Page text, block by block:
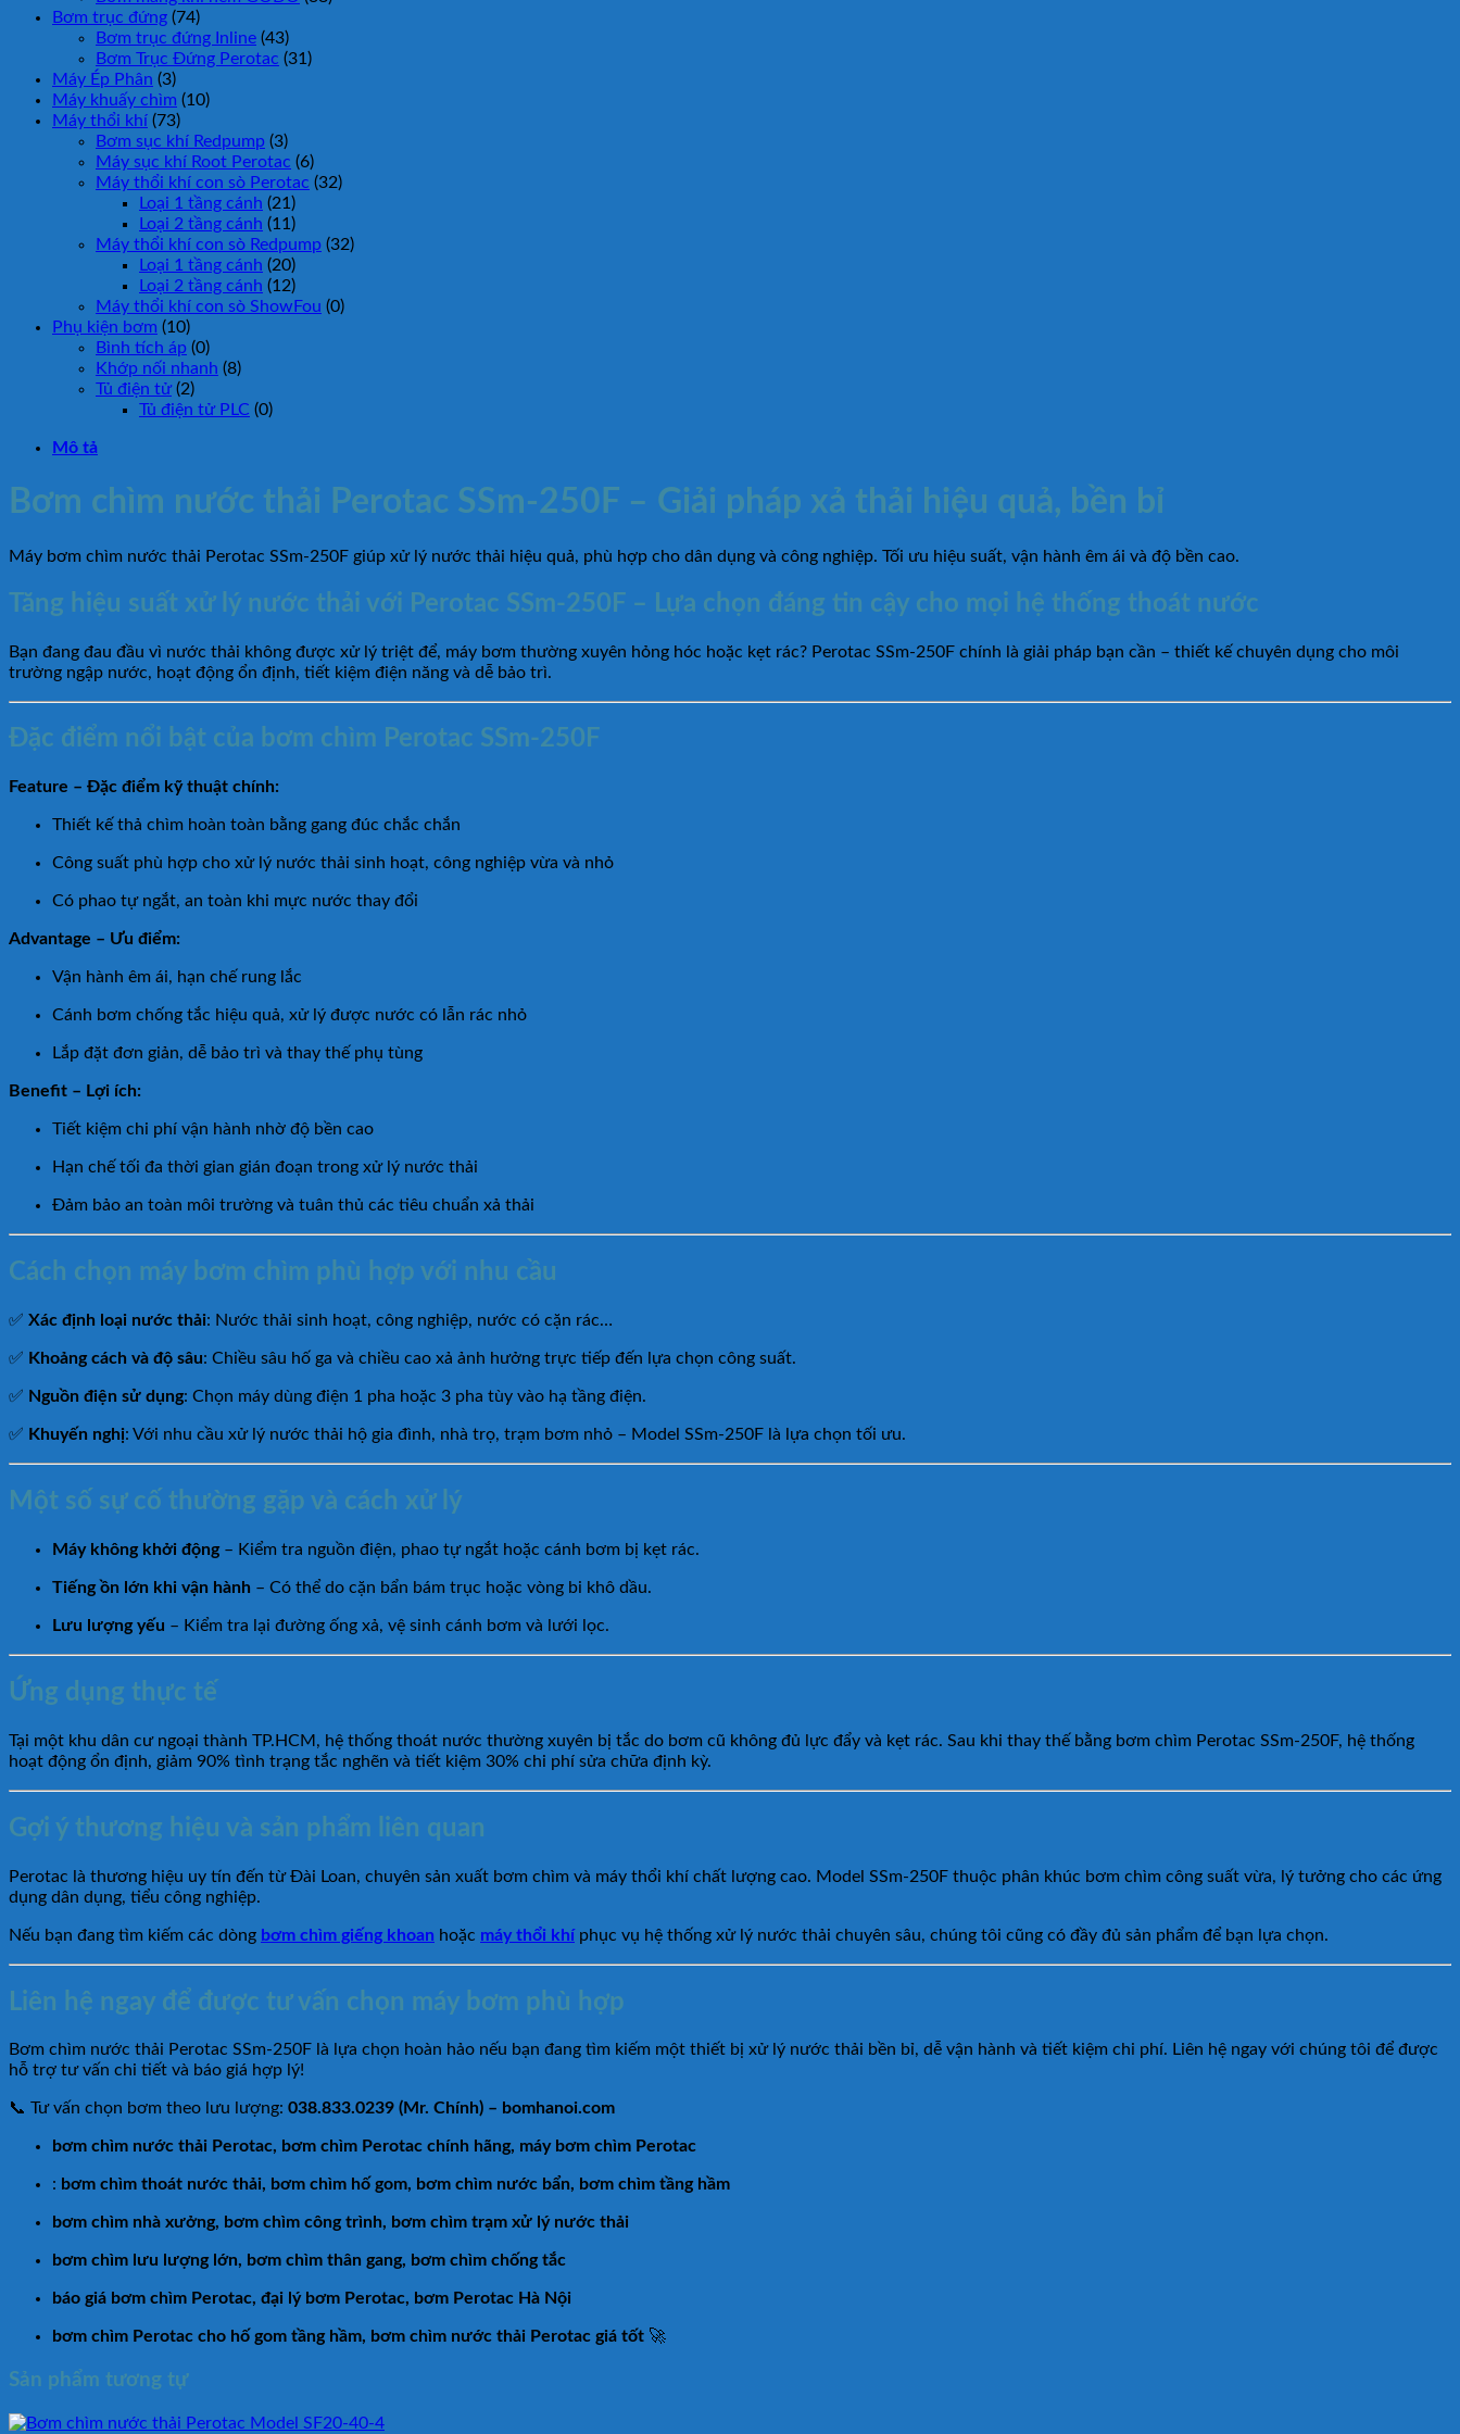
Bơm trục đứng (74)
Bơm trục đứng Inline (43)
Bơm Trục Đứng Perotac (31)
Máy Ép Phân (3)
Máy khuấy chìm (10)
Máy thổi khí (73)
Bơm sục khí Redpump (3)
Máy sục khí Root Perotac (6)
Máy thổi khí con sò Perotac (32)
Loại 1 tầng cánh (21)
Loại 2 tầng cánh (11)
Máy thổi khí con sò Redpump (32)
Loại 1 tầng cánh (20)
Loại 2 tầng cánh (12)
Máy thổi khí con sò ShowFou (0)
Phụ kiện bơm (10)
Bình tích áp (0)
Khớp nối nhanh (8)
Tủ điện tử (2)
Tủ điện tử PLC (0)
Mô tả
Bơm chìm nước thải Perotac SSm-250F – Giải pháp xả thải hiệu quả, bền bỉ
Máy bơm chìm nước thải Perotac SSm-250F giúp xử lý nước thải hiệu quả, phù hợp cho dân dụng và công nghiệp. Tối ưu hiệu suất, vận hành êm ái và độ bền cao.
Tăng hiệu suất xử lý nước thải với Perotac SSm-250F – Lựa chọn đáng tin cậy cho mọi hệ thống thoát nước
Bạn đang đau đầu vì nước thải không được xử lý triệt để, máy bơm thường xuyên hỏng hóc hoặc kẹt rác? Perotac SSm-250F chính là giải pháp bạn cần – thiết kế chuyên dụng cho môi
trường ngập nước, hoạt động ổn định, tiết kiệm điện năng và dễ bảo trì.
Đặc điểm nổi bật của bơm chìm Perotac SSm-250F
Feature – Đặc điểm kỹ thuật chính:
Thiết kế thả chìm hoàn toàn bằng gang đúc chắc chắn
Công suất phù hợp cho xử lý nước thải sinh hoạt, công nghiệp vừa và nhỏ
Có phao tự ngắt, an toàn khi mực nước thay đổi
Advantage – Ưu điểm:
Vận hành êm ái, hạn chế rung lắc
Cánh bơm chống tắc hiệu quả, xử lý được nước có lẫn rác nhỏ
Lắp đặt đơn giản, dễ bảo trì và thay thế phụ tùng
Benefit – Lợi ích:
Tiết kiệm chi phí vận hành nhờ độ bền cao
Hạn chế tối đa thời gian gián đoạn trong xử lý nước thải
Đảm bảo an toàn môi trường và tuân thủ các tiêu chuẩn xả thải
Cách chọn máy bơm chìm phù hợp với nhu cầu
✅ Xác định loại nước thải: Nước thải sinh hoạt, công nghiệp, nước có cặn rác…
✅ Khoảng cách và độ sâu: Chiều sâu hố ga và chiều cao xả ảnh hưởng trực tiếp đến lựa chọn công suất.
✅ Nguồn điện sử dụng: Chọn máy dùng điện 1 pha hoặc 3 pha tùy vào hạ tầng điện.
✅ Khuyến nghị: Với nhu cầu xử lý nước thải hộ gia đình, nhà trọ, trạm bơm nhỏ – Model SSm-250F là lựa chọn tối ưu.
Một số sự cố thường gặp và cách xử lý
Máy không khởi động– Kiểm tra nguồn điện, phao tự ngắt hoặc cánh bơm bị kẹt rác.
Tiếng ồn lớn khi vận hành – Có thể do cặn bẩn bám trục hoặc vòng bi khô dầu.
Lưu lượng yếu – Kiểm tra lại đường ống xả, vệ sinh cánh bơm và lưới lọc.
Ứng dụng thực tế
Tại một khu dân cư ngoại thành TP.HCM, hệ thống thoát nước thường xuyên bị tắc do bơm cũ không đủ lực đẩy và kẹt rác. Sau khi thay thế bằng bơm chìm Perotac SSm-250F, hệ thống
hoạt động ổn định, giảm 90% tình trạng tắc nghẽn và tiết kiệm 30% chi phí sửa chữa định kỳ.
Gợi ý thương hiệu và sản phẩm liên quan
Perotac là thương hiệu uy tín đến từ Đài Loan, chuyên sản xuất bơm chìm và máy thổi khí chất lượng cao. Model SSm-250F thuộc phân khúc bơm chìm công suất vừa, lý tưởng cho các ứng
dụng dân dụng, tiểu công nghiệp.
Nếu bạn đang tìm kiếm các dòng bơm chìm giếng khoan hoặc máy thổi khíphục vụ hệ thống xử lý nước thải chuyên sâu, chúng tôi cũng có đầy đủ sản phẩm để bạn lựa chọn.
Liên hệ ngay để được tư vấn chọn máy bơm phù hợp
Bơm chìm nước thải Perotac SSm-250F là lựa chọn hoàn hảo nếu bạn đang tìm kiếm một thiết bị xử lý nước thải bền bỉ, dễ vận hành và tiết kiệm chi phí. Liên hệ ngay với chúng tôi để được
hỗ trợ tư vấn chi tiết và báo giá hợp lý!
📞 Tư vấn chọn bơm theo lưu lượng: 038.833.0239 (Mr. Chính) – bomhanoi.com
bơm chìm nước thải Perotac, bơm chìm Perotac chính hãng, máy bơm chìm Perotac
: bơm chìm thoát nước thải, bơm chìm hố gom, bơm chìm nước bẩn, bơm chìm tầng hầm
bơm chìm nhà xưởng, bơm chìm công trình, bơm chìm trạm xử lý nước thải
bơm chìm lưu lượng lớn, bơm chìm thân gang, bơm chìm chống tắc
báo giá bơm chìm Perotac, đại lý bơm Perotac, bơm Perotac Hà Nội
bơm chìm Perotac cho hố gom tầng hầm, bơm chìm nước thải Perotac giá tốt 🚀
Sản phẩm tương tự